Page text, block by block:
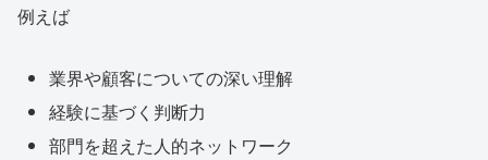
例えば
業界や顧客についての深い理解
経験に基づく判断力
部門を超えた人的ネットワーク